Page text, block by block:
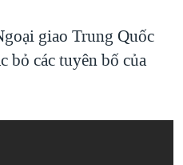
giao Trung Quốc
bỏ các tuyên bố của